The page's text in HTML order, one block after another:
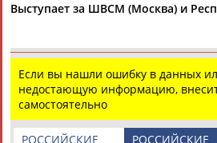
Выступает за ШВСМ (Москва) и
Если вы нашли ошибку в данных
недостающую информацию,
самостоятельно
РОССИЙСКИЕ
РОССИЙСКИЕ